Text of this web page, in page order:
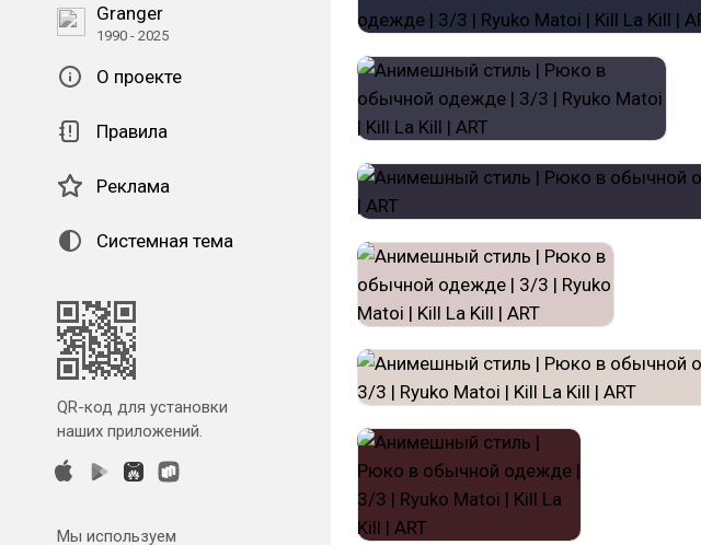
Granger
1990 - 2025
О проекте
Правила
Реклама
Системная тема
QR-код для установки
наших приложений.
Мы используем